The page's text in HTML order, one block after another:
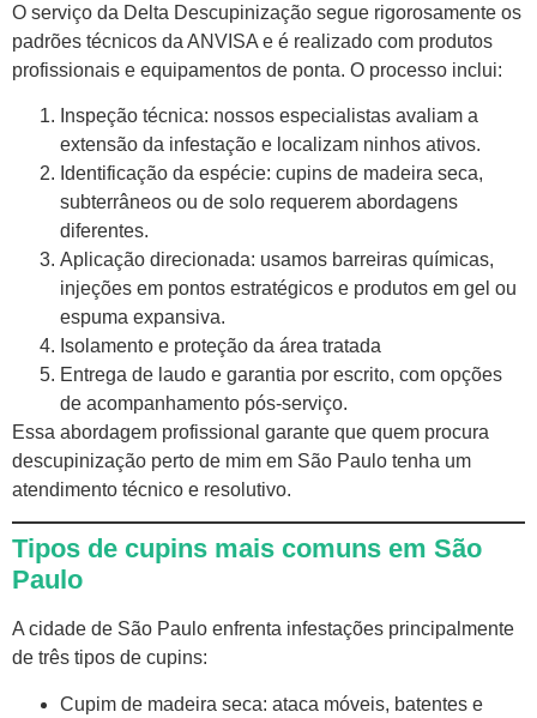
O serviço da Delta Descupinização segue rigorosamente os
padrões técnicos da ANVISA e é realizado com produtos
profissionais e equipamentos de ponta. O processo inclui:
Inspeção técnica: nossos especialistas avaliam a
extensão da infestação e localizam ninhos ativos.
Identificação da espécie: cupins de madeira seca,
subterrâneos ou de solo requerem abordagens
diferentes.
Aplicação direcionada: usamos barreiras químicas,
injeções em pontos estratégicos e produtos em gel ou
espuma expansiva.
Isolamento e proteção da área tratada
Entrega de laudo e garantia por escrito, com opções
de acompanhamento pós-serviço.
Essa abordagem profissional garante que quem procura
descupinização perto de mim em São Paulo tenha um
atendimento técnico e resolutivo.
Tipos de cupins mais comuns em São
Paulo
A cidade de São Paulo enfrenta infestações principalmente
de três tipos de cupins:
Cupim de madeira seca: ataca móveis, batentes e